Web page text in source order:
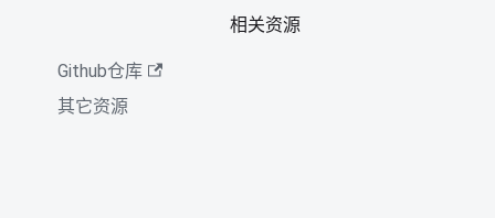
相关资源
Github仓库
其它资源